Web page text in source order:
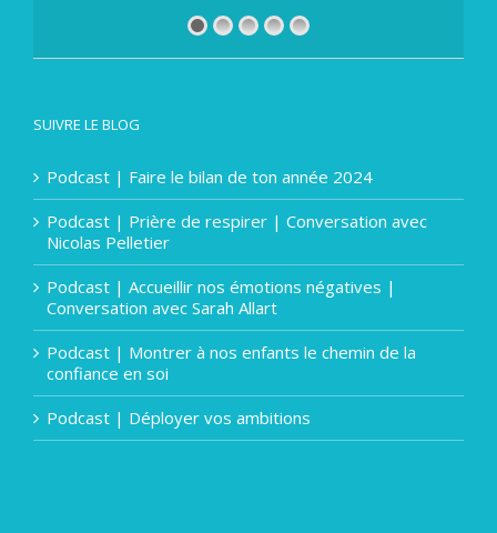
SUIVRE LE BLOG
Podcast | Faire le bilan de ton année 2024
Podcast | Prière de respirer | Conversation avec
Nicolas Pelletier
Podcast | Accueillir nos émotions négatives |
Conversation avec Sarah Allart
Podcast | Montrer à nos enfants le chemin de la
confiance en soi
Podcast | Déployer vos ambitions